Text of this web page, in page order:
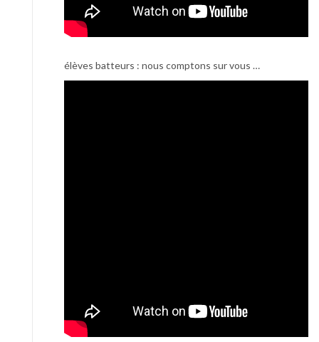
élèves batteurs : nous comptons sur vous …